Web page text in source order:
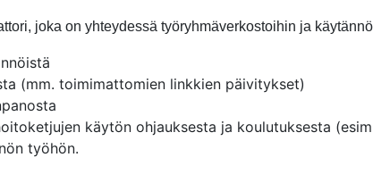
joka on yhteydessä työryhmäverkostoihin ja
(mm. toimimattomien linkkien päivitykset)
käytön ohjauksesta ja koulutuksesta
työhön.